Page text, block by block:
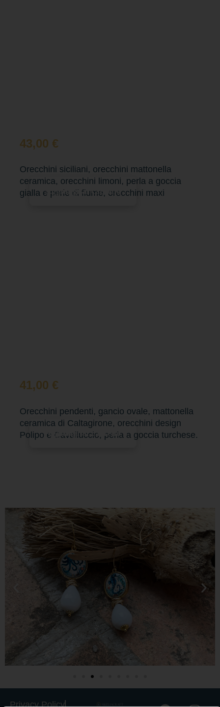
Gestisci Consenso
43,00 €
ceramica, orecchini limoni, perla a goccia
gialla e perle di fiume, orecchini maxi
Aggiungi al carrello
41,00 €
ceramica di Caltagirone, orecchini design
Polipo e Cavalluccio, perla a goccia turchese.
Aggiungi al carrello